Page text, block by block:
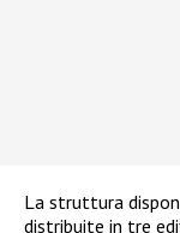
La struttura
distribuite in tre